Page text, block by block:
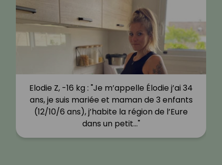
Elodie Z, -16 kg : "Je m’appelle Élodie j’ai 34
ans, je suis mariée et maman de 3 enfants
(12/10/6 ans), j’habite la région de l’Eure
dans un petit…"